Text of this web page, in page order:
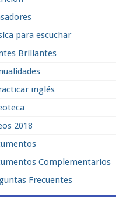
para escuchar
Brillantes
inglés
2018
Complementarios
Frecuentes